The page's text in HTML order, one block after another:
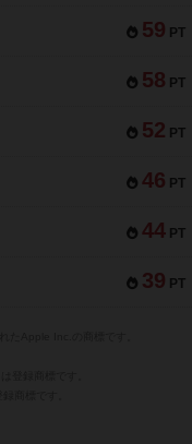
59 PT
58 PT
52 PT
46 PT
44 PT
39 PT